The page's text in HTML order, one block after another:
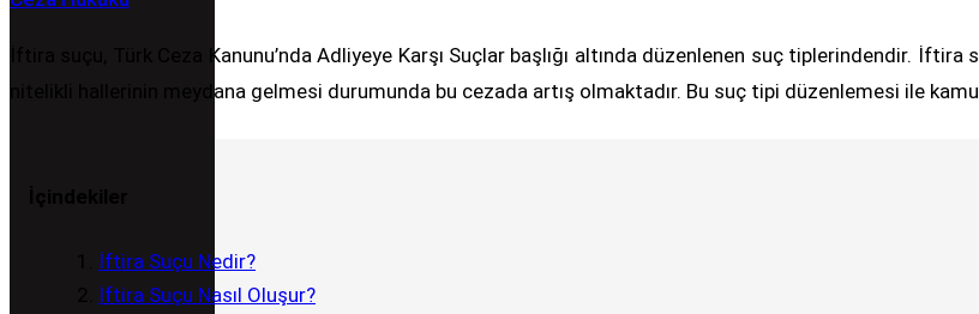
İftira suçu, Türk Ceza Kanunu’nda Adliyeye Karşı Suçlar başlığı altında düzenlenen suç tiplerindendir.
nitelikli hallerinin meydana gelmesi durumunda bu cezada artış olmaktadır. Bu suç tipi düzenlemesi ile
İftira Suçu Nedir?
İftira Suçu Nasıl Oluşur?